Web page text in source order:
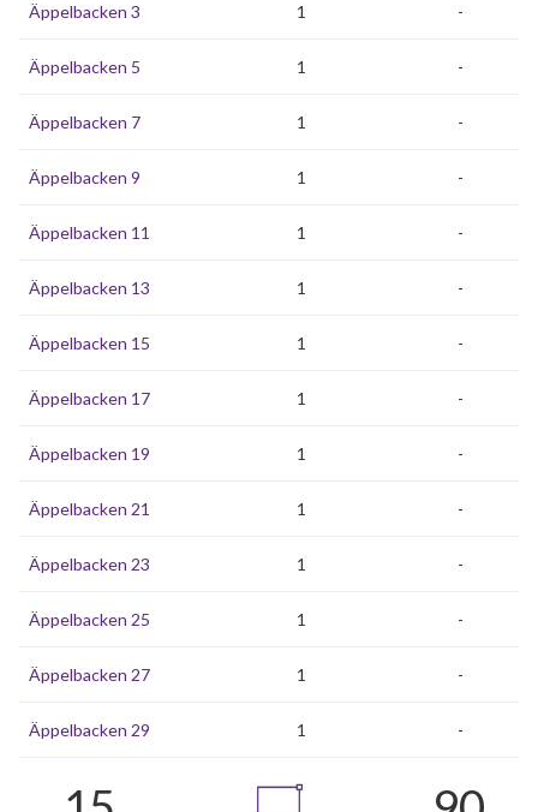
Äppelbacken 3 1 -
Äppelbacken 5 1 -
Äppelbacken 7 1 -
Äppelbacken 9 1 -
Äppelbacken 11 1 -
Äppelbacken 13 1 -
Äppelbacken 15 1 -
Äppelbacken 17 1 -
Äppelbacken 19 1 -
Äppelbacken 21 1 -
Äppelbacken 23 1 -
Äppelbacken 25 1 -
Äppelbacken 27 1 -
Äppelbacken 29 1 -